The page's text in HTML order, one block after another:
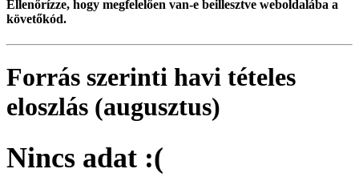
Ellenőrízze, hogy megfelelően van-e beillesztve weboldalába a
követőkód.
Forrás szerinti havi tételes
eloszlás (augusztus)
Nincs adat :(